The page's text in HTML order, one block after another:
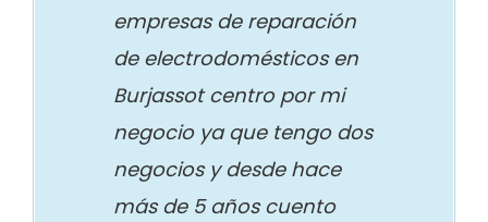
empresas de reparación
de electrodomésticos en
Burjassot centro por mi
negocio ya que tengo dos
negocios y desde hace
más de 5 años cuento